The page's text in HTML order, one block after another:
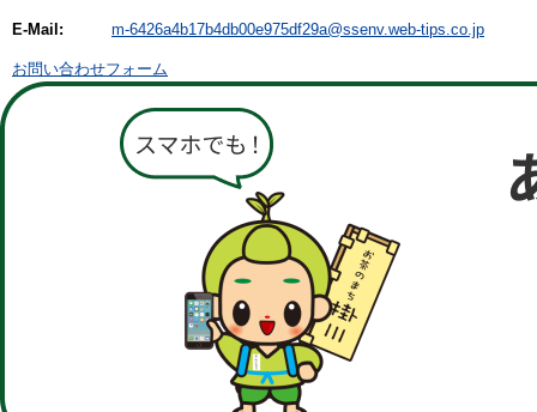
E-Mail: m-6426a4b17b4db00e975df29a@ssenv.web-tips.co.jp
お問い合わせフォーム